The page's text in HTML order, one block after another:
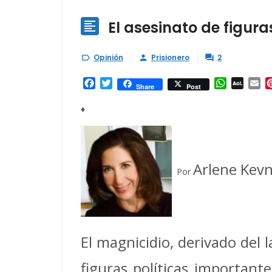
 El asesinato de
 Opinión  Prisionero  2
Facebook
TwitterShare Post
AOL
♦
Por Arlene
El magnicidio, derivado del